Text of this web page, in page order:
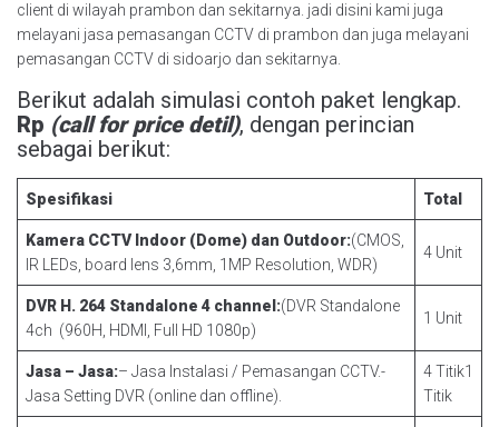
client di wilayah prambon dan sekitarnya. jadi disini kami juga
melayani jasa pemasangan CCTV di prambon dan juga melayani
pemasangan CCTV di sidoarjo dan sekitarnya.
Berikut adalah simulasi contoh paket lengkap.
Rp (call for price detil), dengan perincian
sebagai berikut:
Spesifikasi Total
Kamera CCTV Indoor (Dome) dan Outdoor:(CMOS,
IR LEDs, board lens 3,6mm, 1MP Resolution, WDR)
4 Unit
DVR H. 264 Standalone 4 channel:(DVR Standalone
4ch (960H, HDMI, Full HD 1080p)
1 Unit
Jasa – Jasa:– Jasa Instalasi / Pemasangan CCTV.-
Jasa Setting DVR (online dan offline).
4 Titik1
Titik